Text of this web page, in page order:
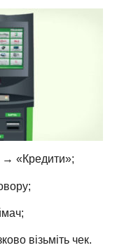
→ «Кредити»;
візьміть чек.